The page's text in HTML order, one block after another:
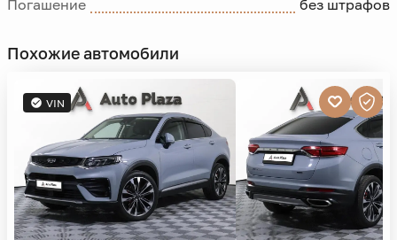
Погашение
без штрафов
Похожие автомобили
VIN